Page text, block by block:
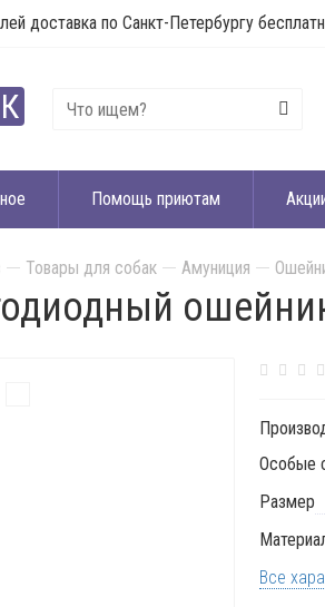
доставка по Санкт-Петербургу
Помощь приютам
Товары для собак Амуниция
Особые
Размер
Все